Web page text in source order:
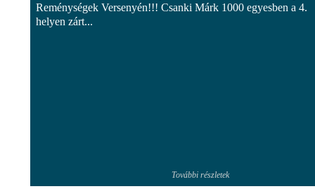
Reménységek Versenyén!!! Csanki Márk 1000 egyesben a 4.
helyen zárt...
További részletek